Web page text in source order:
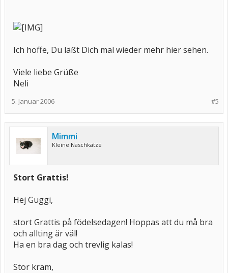
Ich hoffe, Du läßt Dich mal wieder mehr hier sehen.
Viele liebe Grüße
Neli
#5
5. Januar 2006
Mimmi
Kleine Naschkatze
Stort Grattis!
Hej Guggi,
stort Grattis på födelsedagen! Hoppas att du må bra
och allting är väl!
Ha en bra dag och trevlig kalas!
Stor kram,